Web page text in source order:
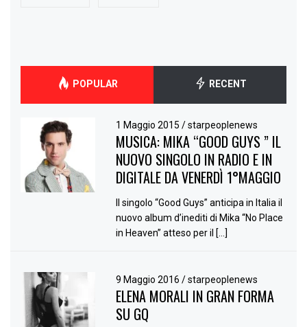
POPULAR RECENT
1 Maggio 2015/ starpeoplenews
MUSICA: MIKA “GOOD GUYS ” IL
NUOVO SINGOLO IN RADIO E IN
DIGITALE DA VENERDÌ 1°MAGGIO
Il singolo “Good Guys” anticipa in Italia il
nuovo album d’inediti di Mika “No Place
in Heaven” atteso per il […]
9 Maggio 2016/ starpeoplenews
ELENA MORALI IN GRAN FORMA
SU GQ